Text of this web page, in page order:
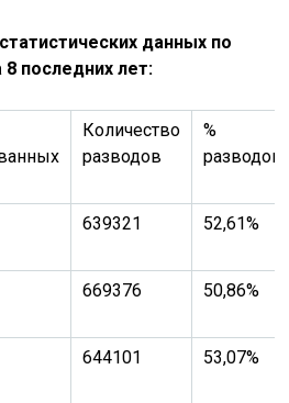
данных по
последних лет:
Количество
разводов
%
разводов
639321 52,61%
669376 50,86%
644101 53,07%